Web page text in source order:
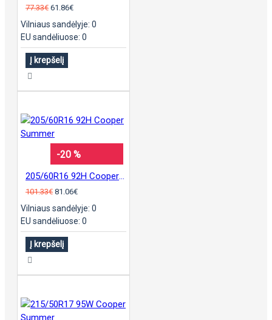
77.33€ 61.86€
Vilniaus sandėlyje: 0
EU sandėliuose: 0
Į krepšelį
-20 %
101.33€ 81.06€
Vilniaus sandėlyje: 0
EU sandėliuose: 0
Į krepšelį